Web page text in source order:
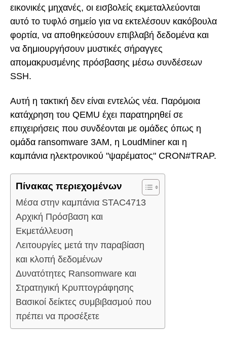
εικονικές μηχανές, οι εισβολείς εκμεταλλεύονται
αυτό το τυφλό σημείο για να εκτελέσουν κακόβουλα
φορτία, να αποθηκεύσουν επιβλαβή δεδομένα και
να δημιουργήσουν μυστικές σήραγγες
απομακρυσμένης πρόσβασης μέσω συνδέσεων
SSH.
Αυτή η τακτική δεν είναι εντελώς νέα. Παρόμοια
κατάχρηση του QEMU έχει παρατηρηθεί σε
επιχειρήσεις που συνδέονται με ομάδες όπως η
ομάδα ransomware 3AM, η LoudMiner και η
καμπάνια ηλεκτρονικού "ψαρέματος" CRON#TRAP.
Πίνακας περιεχομένων
Μέσα στην καμπάνια STAC4713
Αρχική Πρόσβαση και
Εκμετάλλευση
Λειτουργίες μετά την παραβίαση
και κλοπή δεδομένων
Δυνατότητες Ransomware και
Στρατηγική Κρυπτογράφησης
Βασικοί δείκτες συμβιβασμού που
πρέπει να προσέξετε